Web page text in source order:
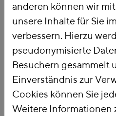
Ökologische
Mit einer
Ökologischen
Finanzreform
nutzen
anderen können wir
unsere Inhalte für Sie
verbessern. Hierzu
pseudonymisierte
Besuchern gesammelt
Einverständnis zur
Cookies können Sie
Weitere Informationen